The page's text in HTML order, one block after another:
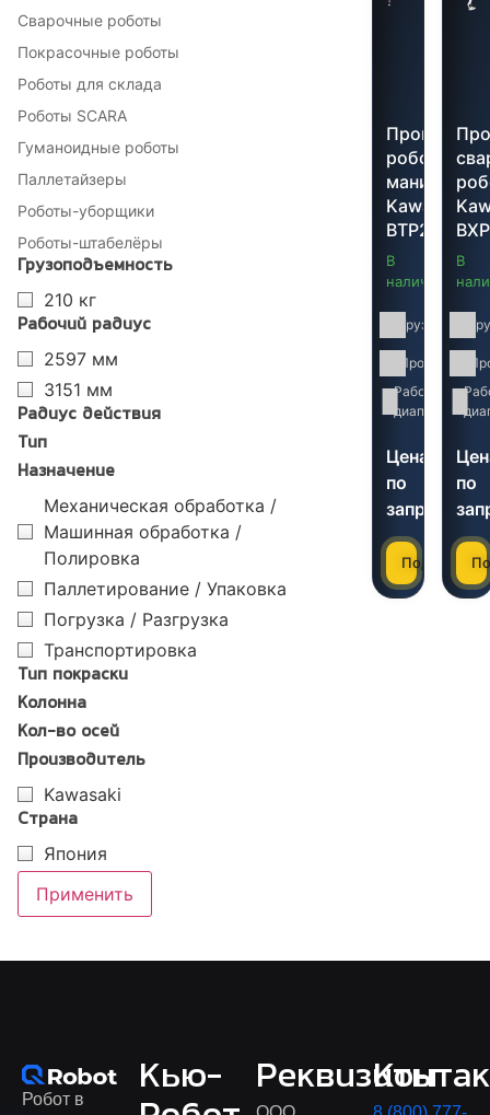
Сварочные роботы
Покрасочные роботы
Роботы для склада
Роботы SCARA
Гуманоидные роботы
Паллетайзеры
Роботы-уборщики
Роботы-штабелёры
Грузоподъемность
210 кг
Рабочий радиус
2597 мм
3151 мм
Радиус действия
Тип
Назначение
Механическая обработка /
Машинная обработка /
Полировка
Паллетирование / Упаковка
Погрузка / Разгрузка
Транспортировка
Тип покраски
Колонна
Кол-во осей
Производитель
Kawasaki
Страна
Япония
Применить
робот-
Kawasaki
BTP210L
В
наличии
Рабочий
диапазон: мм
Цена
по
запросу
Подробнее
В
по
Робот в
Кью-
Реквизиты